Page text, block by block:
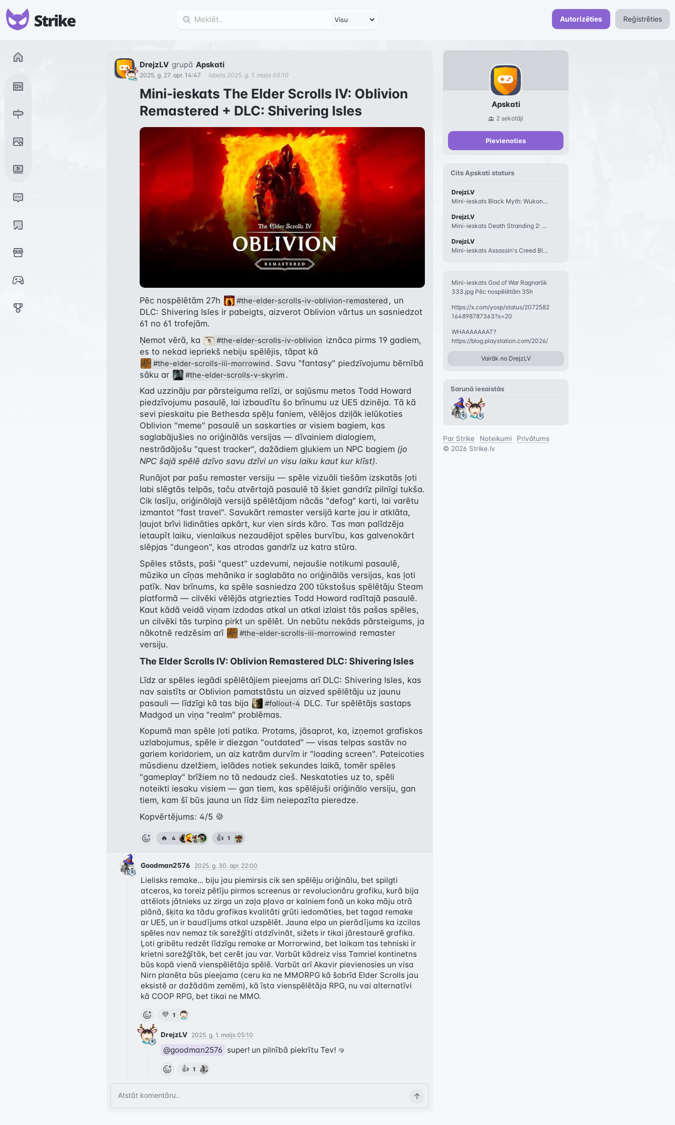
Autorizēties Reģistrēties
DrejzLV grupā Apskati
2025. g. 27. apr. 14:47 labots 2025. g. 1. maijs 05:10
Mini-ieskats The Elder Scrolls IV: Oblivion
Remastered + DLC: Shivering Isles
Pēc nospēlētām 27h #the-elder-scrolls-iv-oblivion-remastered , un
DLC: Shivering Isles ir pabeigts, aizverot Oblivion vārtus un sasniedzot
61 no 61 trofejām.
Ņemot vērā, ka
#the-elder-scrolls-iv-oblivion iznāca pirms 19 gadiem,
es to nekad iepriekš nebiju spēlējis, tāpat kā
#the-elder-scrolls-iii-morrowind . Savu "fantasy" piedzīvojumu bērnībā
sāku ar
#the-elder-scrolls-v-skyrim .
Kad uzzināju par pārsteiguma relīzi, ar sajūsmu metos Todd Howard
piedzīvojumu pasaulē, lai izbaudītu šo brīnumu uz UE5 dzinēja. Tā kā
sevi pieskaitu pie Bethesda spēļu faniem, vēlējos dziļāk ielūkoties
Oblivion "meme" pasaulē un saskarties ar visiem bagiem, kas
saglabājušies no oriģinālās versijas — dīvainiem dialogiem,
nestrādājošu "quest tracker", dažādiem gļukiem un NPC bagiem (jo
NPC šajā spēlē dzīvo savu dzīvi un visu laiku kaut kur klīst).
Runājot par pašu remaster versiju — spēle vizuāli tiešām izskatās ļoti
labi slēgtās telpās, taču atvērtajā pasaulē tā šķiet gandrīz pilnīgi tukša.
Cik lasīju, oriģinālajā versijā spēlētājam nācās "defog" karti, lai varētu
izmantot "fast travel". Savukārt remaster versijā karte jau ir atklāta,
ļaujot brīvi lidināties apkārt, kur vien sirds kāro. Tas man palīdzēja
ietaupīt laiku, vienlaikus nezaudējot spēles burvību, kas galvenokārt
slēpjas "dungeon", kas atrodas gandrīz uz katra stūra.
Spēles stāsts, paši "quest" uzdevumi, nejaušie notikumi pasaulē,
mūzika un cīņas mehānika ir saglabāta no oriģinālās versijas, kas ļoti
patīk. Nav brīnums, ka spēle sasniedza 200 tūkstošus spēlētāju Steam
platformā — cilvēki vēlējās atgriezties Todd Howard radītajā pasaulē.
Kaut kādā veidā viņam izdodas atkal un atkal izlaist tās pašas spēles,
un cilvēki tās turpina pirkt un spēlēt. Un nebūtu nekāds pārsteigums, ja
nākotnē redzēsim arī
#the-elder-scrolls-iii-morrowind remaster
versiju.
The Elder Scrolls IV: Oblivion Remastered DLC: Shivering Isles
Līdz ar spēles iegādi spēlētājiem pieejams arī DLC: Shivering Isles, kas
nav saistīts ar Oblivion pamatstāstu un aizved spēlētāju uz jaunu
pasauli — līdzīgi kā tas bija
#fallout-4 DLC. Tur spēlētājs sastaps
Madgod un viņa "realm" problēmas.
Kopumā man spēle ļoti patika. Protams, jāsaprot, ka, izņemot grafiskos
uzlabojumus, spēle ir diezgan "outdated" — visas telpas sastāv no
gariem koridoriem, un aiz katrām durvīm ir "loading screen". Pateicoties
mūsdienu dzelžiem, ielādes notiek sekundes laikā, tomēr spēles
"gameplay" brīžiem no tā nedaudz cieš. Neskatoties uz to, spēli
noteikti iesaku visiem — gan tiem, kas spēlējuši oriģinālo versiju, gan
tiem, kam šī būs jauna un līdz šim neiepazīta pieredze.
Kopvērtējums: 4/5 🍪
🔥 4 👍 1
Goodman2576 2025. g. 30. apr. 22:00
Lielisks remake... biju jau piemirsis cik sen spēlēju oriģinālu, bet spilgti
atceros, ka toreiz pētīju pirmos screenus ar revolucionāru grafiku, kurā bija
attēlots jātnieks uz zirga un zaļa pļava ar kalniem fonā un koka māju otrā
plānā, šķita ka tādu grafikas kvalitāti grūti iedomāties, bet tagad remake
ar UE5, un ir baudījums atkal uzspēlēt. Jauna elpa un pierādījums ka izcilas
spēles nav nemaz tik sarežģīti atdzīvināt, sižets ir tikai jārestaurē grafika.
Ļoti gribētu redzēt līdzīgu remake ar Morrorwind, bet laikam tas tehniski ir
krietni sarežģītāk, bet cerēt jau var. Varbūt kādreiz viss Tamriel kontinetns
būs kopā vienā vienspēlētāja spēlē. Varbūt arī Akavir pievienosies un visa
Nirn planēta būs pieejama (ceru ka ne MMORPG kā šobrīd Elder Scrolls jau
eksistē ar dažādām zemēm), kā īsta vienspēlētāja RPG, nu vai alternatīvi
kā COOP RPG, bet tikai ne MMO.
💜 1
DrejzLV 2025. g. 1. maijs 05:10
@goodman2576 super! un pilnībā piekrītu Tev! 🤜
👍 1
Apskati
2 sekotāji
Pievienoties
CitsApskati staturs
DrejzLV
Mini-ieskats Black Myth: Wukong maxresdefault.jpg Pēc nospēlētām 56h #black-my
DrejzLV
Mini-ieskats Death Stranding 2: On the Beach death-stranding-2-on-the-beach-pci
DrejzLV
Mini-ieskats Assassin's Creed Black Flag Resynced https://image.api.playstation
Mini-ieskats God of War Ragnarök
333.jpg Pēc nospēlētām 35h
https://x.com/yosp/status/2072582
164898787363?s=20
WHAAAAAAAT?
https://blog.playstation.com/2026/
Vairāk no DrejzLV
Sarunā iesaistās
Par Strike Noteikumi
Privātums
© 2026 Strike.lv